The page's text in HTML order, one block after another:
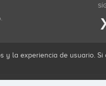
y la experiencia de usuario. Si